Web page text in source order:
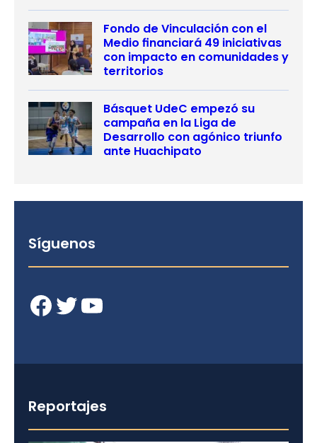
Fondo de Vinculación con el
Medio financiará 49 iniciativas
con impacto en comunidades y
territorios
Básquet UdeC empezó su
campaña en la Liga de
Desarrollo con agónico triunfo
ante Huachipato
Síguenos
Facebook Twitter YouTube
Reportajes